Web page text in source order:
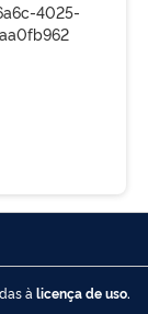
4025-
à licença de uso.